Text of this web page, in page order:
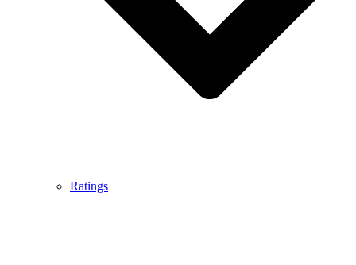
Ratings